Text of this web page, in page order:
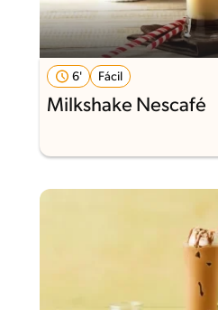
6' Fácil
Milkshake Nescafé